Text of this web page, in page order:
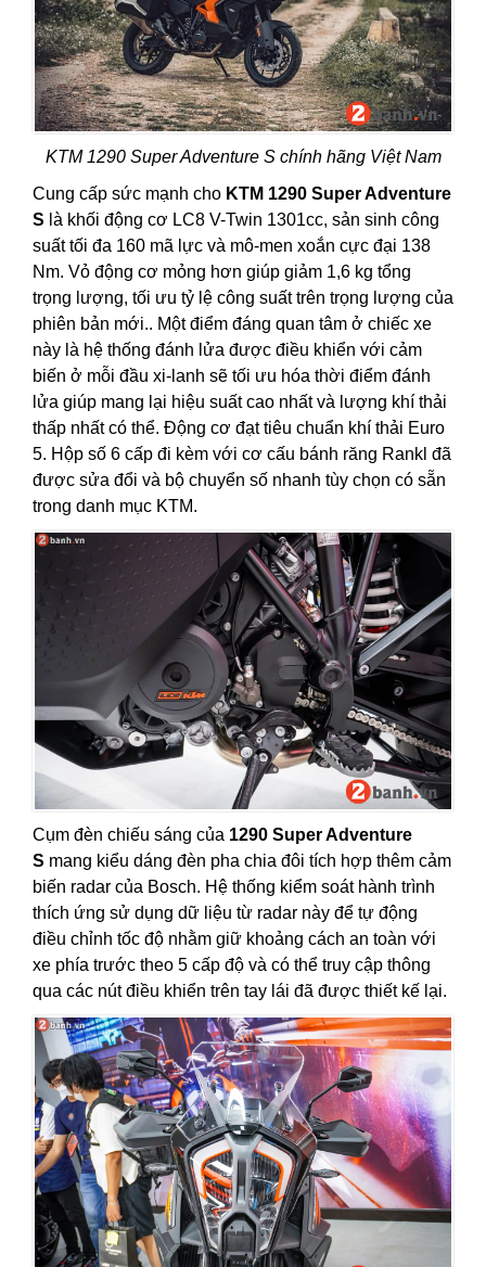
KTM 1290 Super Adventure S chính hãng Việt Nam
Cung cấp sức mạnh cho KTM 1290 Super Adventure
S là khối động cơ LC8 V-Twin 1301cc, sản sinh công
suất tối đa 160 mã lực và mô-men xoắn cực đại 138
Nm. Vỏ động cơ mỏng hơn giúp giảm 1,6 kg tổng
trọng lượng, tối ưu tỷ lệ công suất trên trọng lượng của
phiên bản mới.. Một điểm đáng quan tâm ở chiếc xe
này là hệ thống đánh lửa được điều khiển với cảm
biến ở mỗi đầu xi-lanh sẽ tối ưu hóa thời điểm đánh
lửa giúp mang lại hiệu suất cao nhất và lượng khí thải
thấp nhất có thể. Động cơ đạt tiêu chuẩn khí thải Euro
5. Hộp số 6 cấp đi kèm với cơ cấu bánh răng Rankl đã
được sửa đổi và bộ chuyển số nhanh tùy chọn có sẵn
trong danh mục KTM.
Cụm đèn chiếu sáng của 1290 Super Adventure
S mang kiểu dáng đèn pha chia đôi tích hợp thêm cảm
biến radar của Bosch. Hệ thống kiểm soát hành trình
thích ứng sử dụng dữ liệu từ radar này để tự động
điều chỉnh tốc độ nhằm giữ khoảng cách an toàn với
xe phía trước theo 5 cấp độ và có thể truy cập thông
qua các nút điều khiển trên tay lái đã được thiết kế lại.